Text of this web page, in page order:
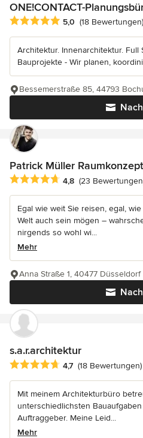
ONE!CONTACT-
Durchschnittliche Bewertung: 5
5,0 (18 Bewertungen)
Architektur. Innenarchitektur.
Bauprojekte - Wir planen,
Bessemerstraße 85, 44793
Patrick Müller
Durchschnittliche Bewertung:
4,8 (23
Egal wie weit Sie reisen, egal,
Welt auch sein mögen –
nirgends so wohl wi...
Mehr
Anna Straße 1, 40477 Düsseldorf
s.a.r.architektur
Durchschnittliche Bewertung:
4,7 (18 Bewertungen)
Mit meinem Architekturbüro
unterschiedlichsten
Auftraggeber. Meine Leid...
Mehr